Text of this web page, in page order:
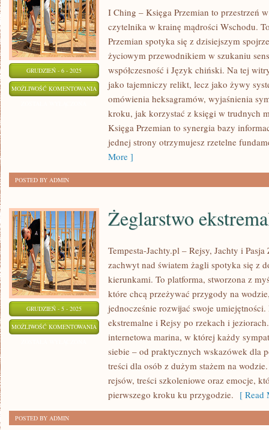
GRUDZIEŃ - 6 - 2025
MOŻLIWOŚĆ KOMENTOWANIA KULTURA
TRADYCJE
I Ching – Księga Przemian to przestrzeń
czytelnika w krainę mądrości Wschodu.
Przemian spotyka się z dzisiejszym
życiowym przewodnikiem w szukaniu
współczesność i Język chiński. Na tej
jako tajemniczy relikt, lecz jako żywy
omówienia heksagramów, wyjaśnienia
kroku, jak korzystać z księgi w trudnych
Księga Przemian to synergia bazy
jednej strony otrzymujesz rzetelne
More ]
POSTED BY ADMIN
GRUDZIEŃ - 5 - 2025
MOŻLIWOŚĆ KOMENTOWANIA ŻEGLARSTWO
EKSTREMALNE
Żeglarstwo
Tempesta-Jachty.pl – Rejsy, Jachty i
zachwyt nad światem żagli spotyka się z
kierunkami. To platforma, stworzona z
które chcą przeżywać przygody na
jednocześnie rozwijać swoje
ekstremalne i Rejsy po rzekach i
internetowa marina, w której każdy
siebie – od praktycznych wskazówek dla
treści dla osób z dużym stażem na
rejsów, treści szkoleniowe oraz emocje,
pierwszego kroku ku przygodzie. [ Read
POSTED BY ADMIN